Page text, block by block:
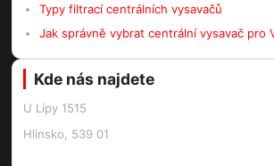
Typy filtrací centrálních vysavačů
Jak správně vybrat centrální vysavač pro
Kde nás najdete
U Lípy 1515
Hlinsko, 539 01